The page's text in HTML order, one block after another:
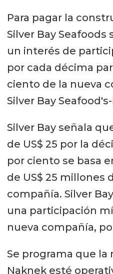
Para pagar la
Silver Bay Seafoods
un interés de
por cada décima
ciento de la nueva
Silver Bay
Silver Bay señala
de US$ 25 por la
por ciento se basa
de US$ 25 millones
compañía. Silver
una participación
nueva compañía,
Se programa que la
Naknek esté